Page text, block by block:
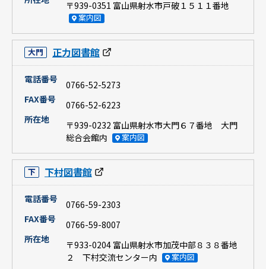
〒939-0351 富山県射水市戸破１５１１番地
案内図
大門 正力図書館
電話番号
0766-52-5273
FAX番号
0766-52-6223
所在地
〒939-0232 富山県射水市大門６７番地 大門
総合会館内
案内図
下 下村図書館
電話番号
0766-59-2303
FAX番号
0766-59-8007
所在地
〒933-0204 富山県射水市加茂中部８３８番地
２ 下村交流センター内
案内図